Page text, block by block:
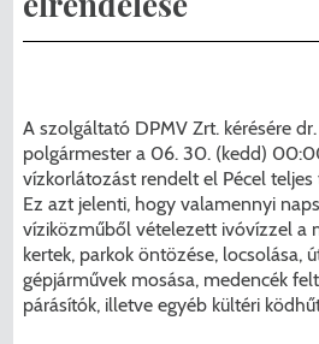
Péceli Polgármesteri
korszerűsítése
Komplex
korszerűsítése
Menzakártya/
Nyomtatványok
Étkezési térítési díjak
Kapcsolat
2025/2026. tanév
A szolgáltató DPMV Zrt. kérésére
polgármester a 06. 30. (kedd)
vízkorlátozást rendelt el Pécel
Ez azt jelenti, hogy valamennyi
víziközműből vételezett ivóvízzel a
kertek, parkok öntözése, locsolása,
gépjárművek mosása, medencék
párásítók, illetve egyéb kültéri